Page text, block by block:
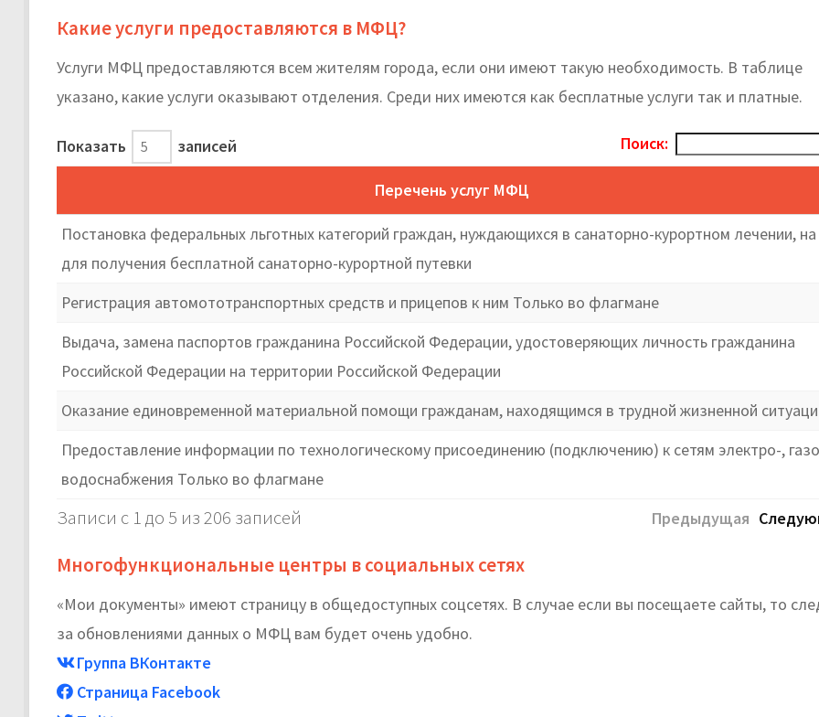
Какие услуги предоставляются в МФЦ?
Услуги МФЦ предоставляются всем жителям города, если они имеют такую необходимость. В таблице
указано, какие услуги оказывают отделения. Среди них имеются как бесплатные услуги так и платные.
Показать записей Поиск:
Перечень услуг МФЦ
Постановка федеральных льготных категорий граждан, нуждающихся в санаторно-курортном лечении, на
для получения бесплатной санаторно-курортной путевки
Регистрация автомототранспортных средств и прицепов к ним Только во флагмане
Выдача, замена паспортов гражданина Российской Федерации, удостоверяющих личность гражданина
Российской Федерации на территории Российской Федерации
Оказание единовременной материальной помощи гражданам, находящимся в трудной жизненной
Предоставление информации по технологическому присоединению (подключению) к сетям электро-,
водоснабжения Только во флагмане
Записи с 1 до 5 из 206 записей Предыдущая
Многофункциональные центры в социальных сетях
«Мои документы» имеют страницу в общедоступных соцсетях. В случае если вы посещаете сайты, то
за обновлениями данных о МФЦ вам будет очень удобно.
Группа ВКонтакте
Страница Facebook